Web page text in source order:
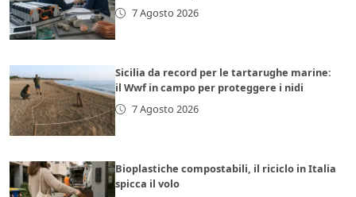
7 Agosto 2026
Sicilia da record per le tartarughe marine:
il Wwf in campo per proteggere i nidi
7 Agosto 2026
Bioplastiche compostabili, il riciclo in Italia
spicca il volo